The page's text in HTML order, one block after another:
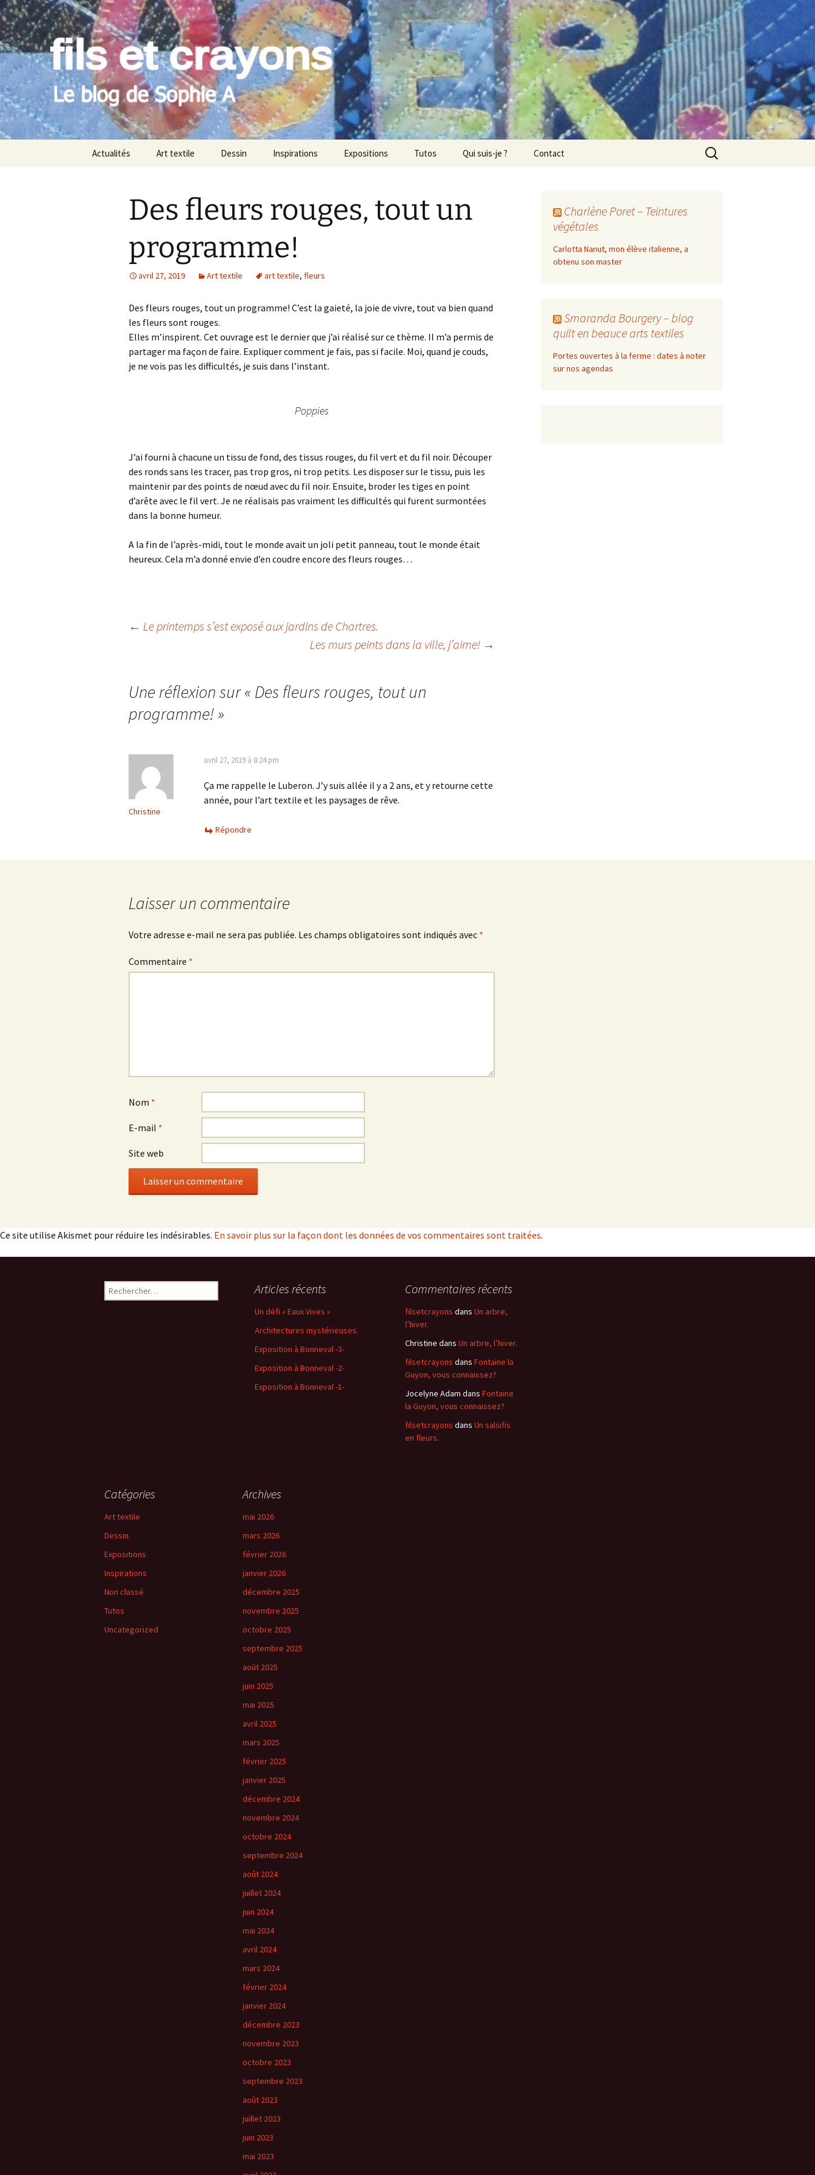
Aller
au
contenu
filsetcrayons
Le blog de Sophie A
Actualités Art textile Dessin Inspirations Expositions Tutos Qui suis-je ? Contact
Rechercher :
Des fleurs rouges, tout un
programme!
avril 27, 2019 Art textile art textile, fleurs
Des fleurs rouges, tout un programme! C’est la gaieté, la joie de vivre, tout va bien quand
les fleurs sont rouges.
Elles m’inspirent. Cet ouvrage est le dernier que j’ai réalisé sur ce thème. Il m’a permis de
partager ma façon de faire. Expliquer comment je fais, pas si facile. Moi, quand je couds,
je ne vois pas les difficultés, je suis dans l’instant.
Poppies
J’ai fourni à chacune un tissu de fond, des tissus rouges, du fil vert et du fil noir. Découper
des ronds sans les tracer, pas trop gros, ni trop petits. Les disposer sur le tissu, puis les
maintenir par des points de nœud avec du fil noir. Ensuite, broder les tiges en point
d’arête avec le fil vert. Je ne réalisais pas vraiment les difficultés qui furent surmontées
dans la bonne humeur.
A la fin de l’après-midi, tout le monde avait un joli petit panneau, tout le monde était
heureux. Cela m’a donné envie d’en coudre encore des fleurs rouges…
Navigation
← Le printemps s’est exposé aux jardins de Chartres.
Les murs peints dans la ville, j’aime! →
Une réflexion sur « Des fleurs rouges, tout un
programme!»
Christine
avril 27, 2019 à 8:24 pm
Ça me rappelle le Luberon. J’y suis allée il y a 2 ans, et y retourne cette
année, pour l’art textile et les paysages de rêve.
Répondre
Laisser un commentaire
Votre adresse e-mail ne sera pas publiée. Les champs obligatoires sont indiqués avec *
Commentaire *
Nom *
E-mail *
Site web
Ce site utilise Akismet pour réduire les indésirables. En savoir plus sur la façon dont les données de vos commentaires sont traitées.
Charlène Poret – Teintures
végétales
Carlotta Nanut, mon élève italienne, a
obtenu son master
Smaranda Bourgery – blog
quilt en beauce arts textiles
Portes ouvertes à la ferme : dates à noter
sur nos agendas
Rechercher : Articles récents
Un défi « Eaux Vives »
Architectures mystérieuses.
Exposition à Bonneval -3-
Exposition à Bonneval -2-
Exposition à Bonneval -1-
Commentaires récents
filsetcrayons dans Un arbre,
l’hiver.
Christine dans Un arbre, l’hiver.
filsetcrayons dans Fontaine la
Guyon, vous connaissez?
Jocelyne Adam dans Fontaine
la Guyon, vous connaissez?
filsetcrayons dans Un salsifis
en fleurs.
Catégories
Art textile
Dessin
Expositions
Inspirations
Non classé
Tutos
Uncategorized
Archives
mai 2026
mars 2026
février 2026
janvier 2026
décembre 2025
novembre 2025
octobre 2025
septembre 2025
août 2025
juin 2025
mai 2025
avril 2025
mars 2025
février 2025
janvier 2025
décembre 2024
novembre 2024
octobre 2024
septembre 2024
août 2024
juillet 2024
juin 2024
mai 2024
avril 2024
mars 2024
février 2024
janvier 2024
décembre 2023
novembre 2023
octobre 2023
septembre 2023
août 2023
juillet 2023
juin 2023
mai 2023